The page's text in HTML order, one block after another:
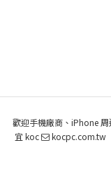
歡迎手機廠商、iPhone
宜 koc
kocpc.com.tw